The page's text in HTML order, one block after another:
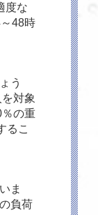
度な
48時
う
対象
の重
るこ
ま
負荷